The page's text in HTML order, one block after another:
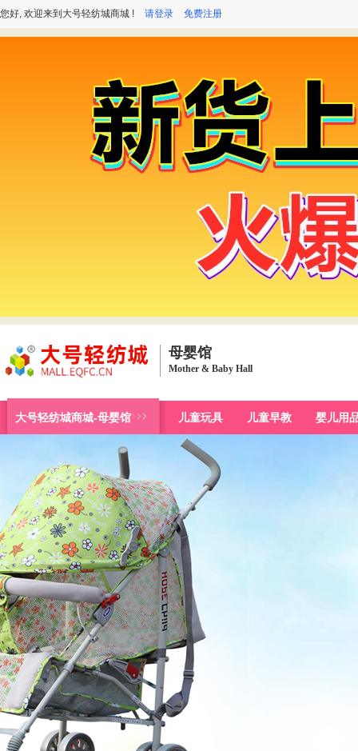
您好, 欢迎来到大号轻纺城商城 ! 请登录 免费注册
母婴馆
Mother & Baby Hall
大号轻纺城商城-母婴馆 儿童玩具 儿童早教 婴儿用